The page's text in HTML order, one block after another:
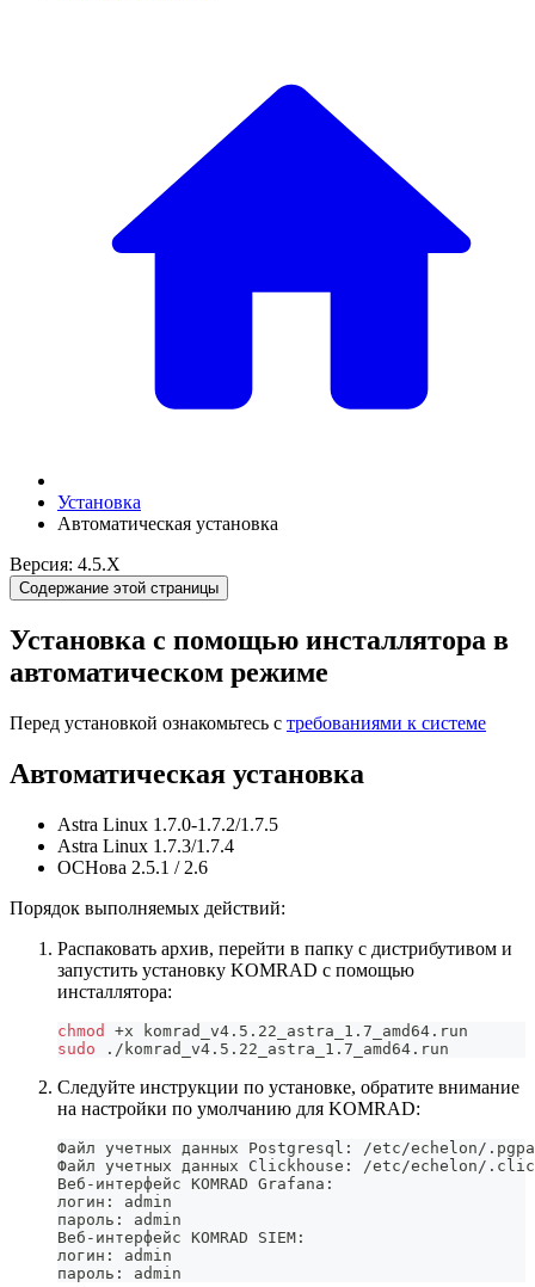
Установка
Автоматическая установка
Версия: 4.5.X
Содержание этой страницы
Установка с помощью инсталлятора в
автоматическом режиме
Перед установкой ознакомьтесь с требованиями к системе
Автоматическая установка
Astra Linux 1.7.0-1.7.2/1.7.5
Astra Linux 1.7.3/1.7.4
ОСНова 2.5.1 / 2.6
Порядок выполняемых действий:
Распаковать архив, перейти в папку с дистрибутивом и
запустить установку KOMRAD с помощью
инсталлятора:
chmod
+x komrad_v4.5.22_astra_1.7_amd64.run
sudo ./komrad_v4.5.22_astra_1.7_amd64.run
Следуйте инструкции по установке, обратите внимание
на настройки по умолчанию для KOMRAD:
Файл учетных данных Postgresql: /
Файл учетных данных Clickhouse: /
Веб-интерфейс
логин:
пароль:
Веб-интерфейс
логин:
пароль: admin